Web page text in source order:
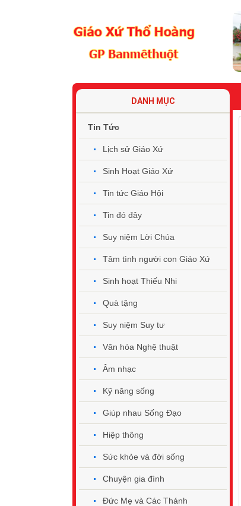
DANH MỤC
Tin Tức
Lịch sử Giáo Xứ
Sinh Hoạt Giáo Xứ
Tin tức Giáo Hội
Tin đó đây
Suy niệm Lời Chúa
Tâm tình người con Giáo Xứ
Sinh hoạt Thiếu Nhi
Quà tặng
Suy niệm Suy tư
Văn hóa Nghệ thuật
Âm nhạc
Kỹ năng sống
Giúp nhau Sống Đạo
Hiệp thông
Sức khỏe và đời sống
Chuyện gia đình
Đức Mẹ và Các Thánh